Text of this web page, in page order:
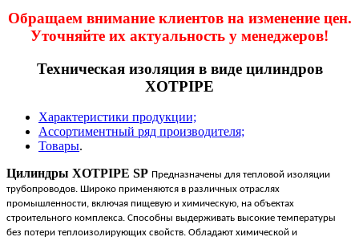
Обращаем внимание клиентов на изменение цен.
Уточняйте их актуальность у менеджеров!
Техническая изоляция в виде цилиндров
XOTPIPE
Характеристики продукции;
Ассортиментный ряд производителя;
Товары.
Цилиндры XOTPIPE SP Предназначены для тепловой изоляции
трубопроводов. Широко применяются в различных отраслях
промышленности, включая пищевую и химическую, на объектах
строительного комплекса. Способны выдерживать высокие температуры
без потери теплоизолирующих свойств. Обладают химической и